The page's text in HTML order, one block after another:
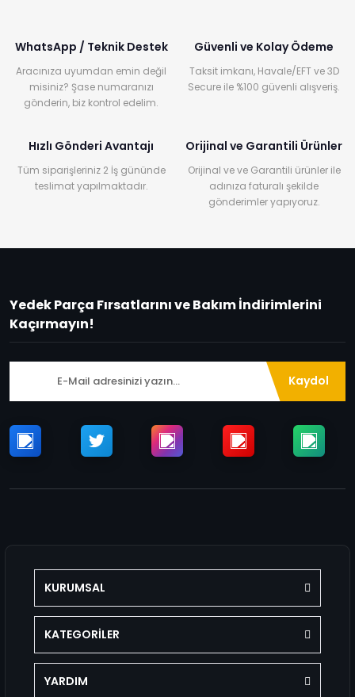
WhatsApp / Teknik Destek
Aracınıza uyumdan emin değil
misiniz? Şase numaranızı
gönderin, biz kontrol edelim.
Güvenli ve Kolay Ödeme
Taksit imkanı, Havale/EFT ve 3D
Secure ile %100 güvenli alışveriş.
Hızlı Gönderi Avantajı
Tüm siparişleriniz 2 İş gününde
teslimat yapılmaktadır.
Orijinal ve Garantili Ürünler
Orijinal ve ve Garantili ürünler ile
adınıza faturalı şekilde
gönderimler yapıyoruz.
Yedek Parça Fırsatlarını ve Bakım İndirimlerini
Kaçırmayın!
Kaydol
KURUMSAL
KATEGORİLER
YARDIM